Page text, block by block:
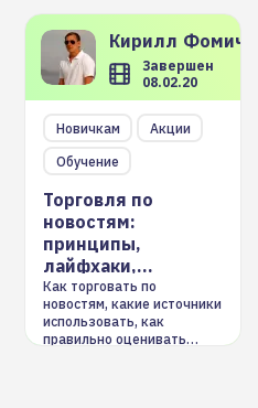
Кирилл
Завершен
08.02.20
Новичкам
Акции
Обучение
Торговля по
новостям:
принципы,
лайфхаки,
инструменты
Как торговать по
новостям, какие источники
использовать, как
правильно оценивать